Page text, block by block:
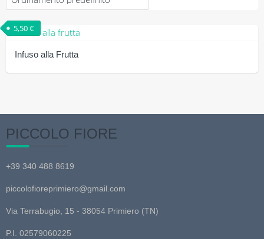
Infuso alla Frutta
5,50€
varianti.
opzioni
essere
scelte
PICCOLO FIORE
+39 340 488 8619
piccolofioreprimiero@gmail.com
Via Terrabugio, 15 - 38054 Primiero (TN)
P.I. 02579060225